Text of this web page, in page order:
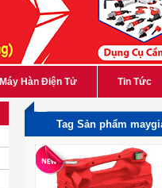
Máy Hàn Điện Tử Tin Tức
Tag Sản phẩm